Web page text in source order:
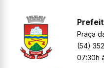
Praça
(54)
07:30h